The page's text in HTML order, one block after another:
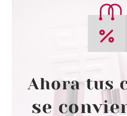
EYLURE
EYLURE PARIS THE
SET